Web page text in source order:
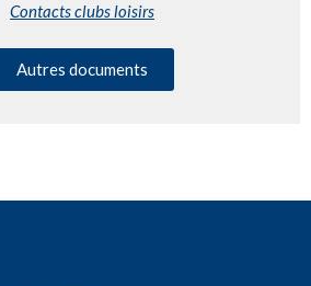
Contacts clubs loisirs
Autres documents